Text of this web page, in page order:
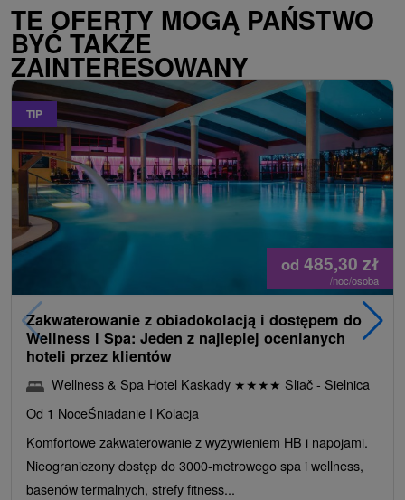
TE OFERTY MOGĄ PAŃSTWO
BYĆ TAKŻE
ZAINTERESOWANY
TIP
od 485,30 zł
/noc/osoba
Zakwaterowanie z obiadokolacją i dostępem do
Wellness i Spa: Jeden z najlepiej ocenianych
hoteli przez klientów
Wellness & Spa Hotel Kaskady ★★★★ Sliač - Sielnica
Od 1 NoceŚniadanie I Kolacja
Komfortowe zakwaterowanie z wyżywieniem HB i napojami.
Nieograniczony dostęp do 3000-metrowego spa i wellness,
basenów termalnych, strefy fitness...